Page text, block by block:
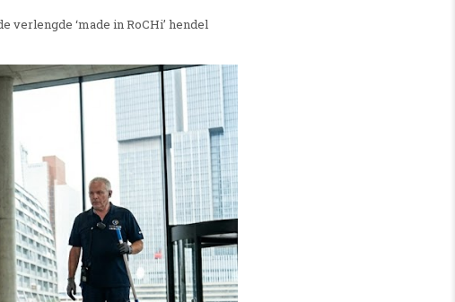
verlengde ‘made in RoCHi’ hendel